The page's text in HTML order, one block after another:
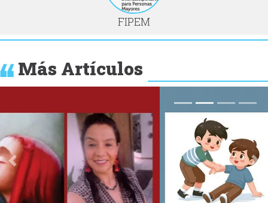
FIPEM
Más Artículos
Anterior